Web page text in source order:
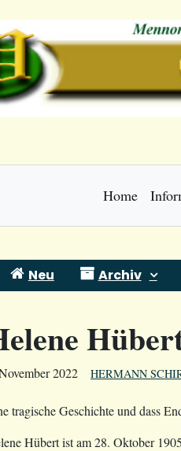
Home
Neu Archiv
2022 HERMANN
tragische Geschichte und dass
Hübert ist am 28. Oktober